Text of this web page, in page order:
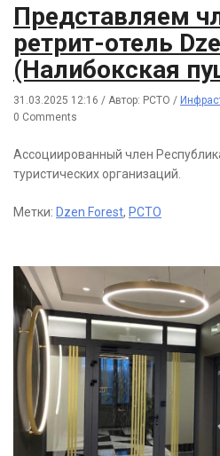
Представляем
ретрит-отель
(Налибокская
31.03.2025 12:16 / Автор: РСТО /
0 Comments
Ассоциированный член
туристических организаций.
Метки: Dzen Forest, РСТО